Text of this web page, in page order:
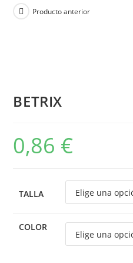
Producto anterior
BETRIX
0,86 €
TALLA
COLOR